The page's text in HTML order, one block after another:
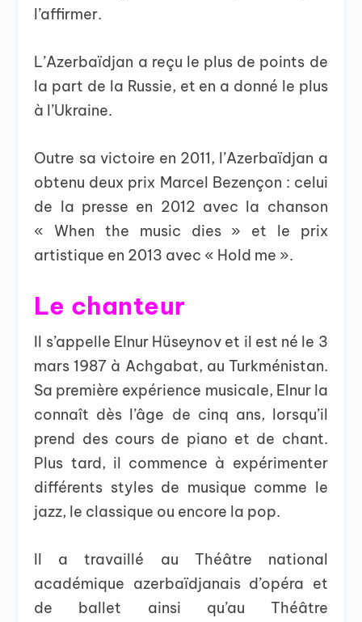
l’affirmer.
L’Azerbaïdjan a reçu le plus de points de
la part de la Russie, et en a donné le plus
à l’Ukraine.
Outre sa victoire en 2011, l’Azerbaïdjan a
obtenu deux prix Marcel Bezençon : celui
de la presse en 2012 avec la chanson
« When the music dies » et le prix
artistique en 2013 avec « Hold me ».
Le chanteur
Il s’appelle Elnur Hüseynov et il est né le 3
mars 1987 à Achgabat, au Turkménistan.
Sa première expérience musicale, Elnur la
connaît dès l’âge de cinq ans, lorsqu’il
prend des cours de piano et de chant.
Plus tard, il commence à expérimenter
différents styles de musique comme le
jazz, le classique ou encore la pop.
Il a travaillé au Théâtre national
académique azerbaïdjanais d’opéra et
de ballet ainsi qu’au Théâtre